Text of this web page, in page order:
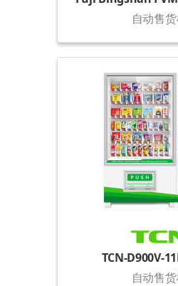
自动售
TCN-D900V-
自动售